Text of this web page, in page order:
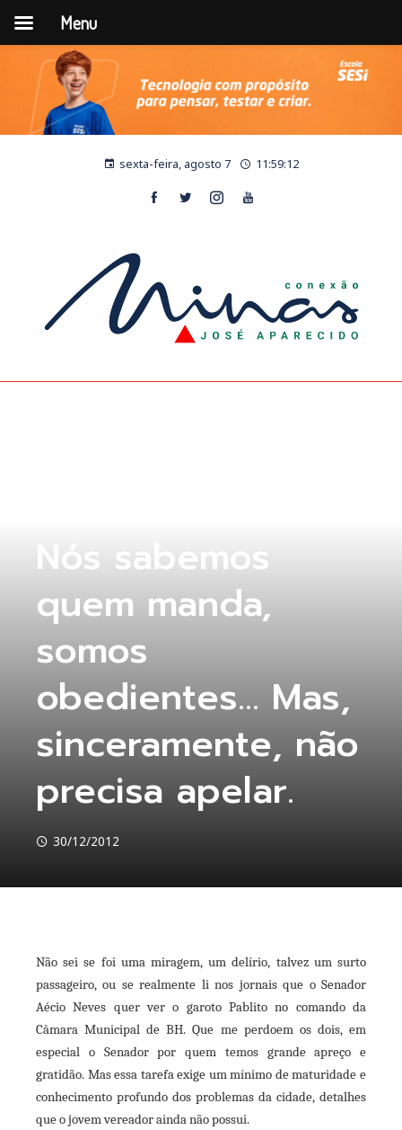
sexta-feira, agosto 7 11:59:13
Nós sabemos
quem manda,
somos
obedientes… Mas,
sinceramente, não
precisa apelar.
30/12/2012
Não sei se foi uma miragem, um delírio, talvez um surto
passageiro, ou se realmente li nos jornais que o Senador
Aécio Neves quer ver o garoto Pablito no comando da
Câmara Municipal de BH. Que me perdoem os dois, em
especial o Senador por quem temos grande apreço e
gratidão. Mas essa tarefa exige um mínimo de maturidade e
conhecimento profundo dos problemas da cidade, detalhes
que o jovem vereador ainda não possui.
Menu